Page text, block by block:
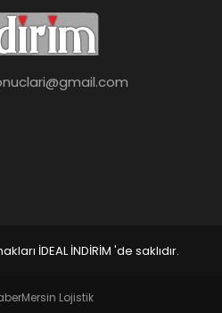
İDEAL İNDİRİM 'de saklıdır.
Mersin Lojistik